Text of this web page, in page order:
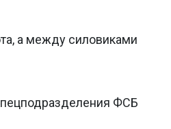
а между силовиками
ФСБ